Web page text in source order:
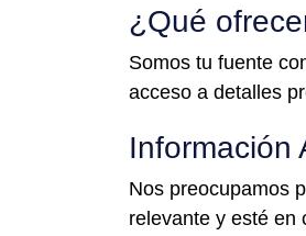
¿Qué
Somos tu fuente
acceso a detalles
Información
Nos preocupamos
relevante y esté en